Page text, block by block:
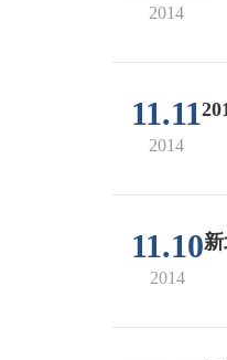
2014
11.11
2014
11.10
2014